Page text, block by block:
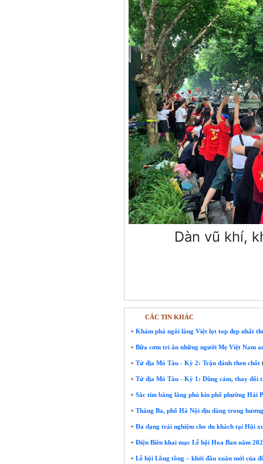
Dàn vũ khí,
CÁC TIN KHÁC
+ Khám phá ngôi làng Việt lọt top đẹp nhất
+ Bữa cơm tri ân những người Mẹ Việt Nam
+ Tử địa Mỏ Tàu - Kỳ 2: Trận đánh then chốt
+ Tử địa Mỏ Tàu - Kỳ 1: Dũng cảm, thay đổi
+ Sắc tím bằng lăng phủ kín phố phường Hải
+ Tháng Ba, phố Hà Nội dịu dàng trong
+ Đa dạng trải nghiệm cho du khách tại Hội
+ Điện Biên khai mạc Lễ hội Hoa Ban năm
+ Lễ hội Lồng tồng – khởi đầu xuân mới của